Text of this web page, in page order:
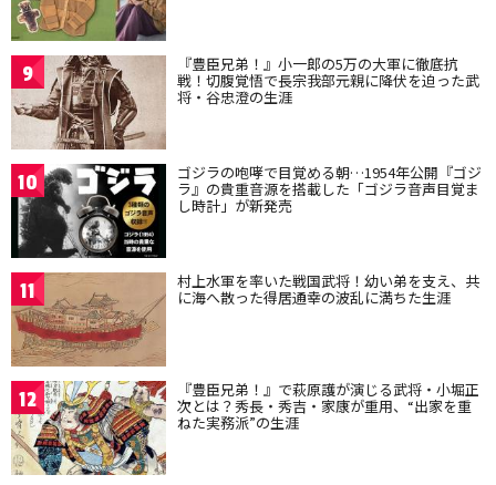
9 『豊臣兄弟！』小一郎の5万の大軍に徹底抗
戦！切腹覚悟で長宗我部元親に降伏を迫った武
将・谷忠澄の生涯
10 ゴジラの咆哮で目覚める朝…1954年公開『ゴジ
ラ』の貴重音源を搭載した「ゴジラ音声目覚ま
し時計」が新発売
11 村上水軍を率いた戦国武将！幼い弟を支え、共
に海へ散った得居通幸の波乱に満ちた生涯
12 『豊臣兄弟！』で萩原護が演じる武将・小堀正
次とは？秀長・秀吉・家康が重用、“出家を重
ねた実務派”の生涯